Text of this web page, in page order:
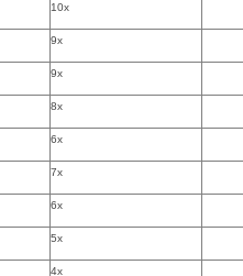
10x
9x
9x
8x
6x
7x
6x
5x
4x